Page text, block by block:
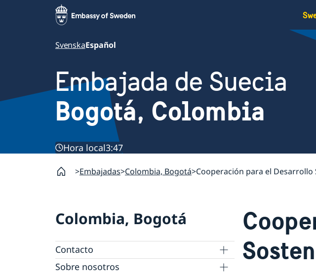
SvenskaEspañol
Embajada de Suecia
Bogotá, Colombia
Hora local3:47
Embajadas Colombia, Bogotá Cooperación para el Desarrollo
Colombia, Bogotá
Contacto
Agendar una cita migración
Sobre nosotros